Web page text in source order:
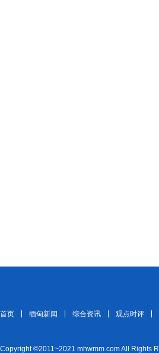
首页 缅甸新闻 综合资讯 观点时评
Copyright ©2011~2021 mhwmm.com All Rights